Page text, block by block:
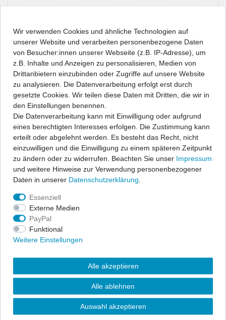
Angaben Produktsicherheit
Powerflex PU-Fahrwerksbuchsen und Halterungen sind aus dem
speziellen Material "Polyurethane" gefertigt.
Sie sind qualitativ sehr hochwertig, damit stabiler, haltbarer und
bedeutend langlebiger als herkömmliche Serien- und
Gummibuchsen. Im Motorsport sind sie nicht mehr weg zu
denken.
Und auch im Straßenverkehr haben sie ihre Vorzüge. Die
Wir verwenden Cookies und ähnliche Technologien auf
unserer Website und verarbeiten personenbezogene Daten
von Besucher:innen unserer Webseite (z.B. IP-Adresse), um
z.B. Inhalte und Anzeigen zu personalisieren, Medien von
Drittanbietern einzubinden oder Zugriffe auf unsere Website
zu analysieren. Die Datenverarbeitung erfolgt erst durch
gesetzte Cookies. Wir teilen diese Daten mit Dritten, die wir in
den Einstellungen benennen.
Die Datenverarbeitung kann mit Einwilligung oder aufgrund
eines berechtigten Interesses erfolgen. Die Zustimmung kann
erteilt oder abgelehnt werden. Es besteht das Recht, nicht
einzuwilligen und die Einwilligung zu einem späteren Zeitpunkt
zu ändern oder zu widerrufen. Beachten Sie unser Impressum
und weitere Hinweise zur Verwendung personenbezogener
Daten in unserer Daten­schutz­erklärung
Essenziell
Externe Medien
PayPal
Funktional
Weitere Einstellungen
Alle akzeptieren
Alle ablehnen
Auswahl akzeptieren